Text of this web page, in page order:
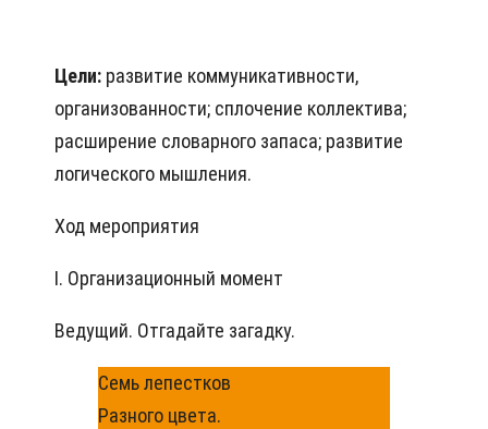
Цели: развитие коммуникативности,
организованности; сплочение коллектива;
расширение словарного запаса; развитие
логического мышления.
Ход мероприятия
I. Организационный момент
Ведущий. Отгадайте загадку.
Семь лепестков
Разного цвета.